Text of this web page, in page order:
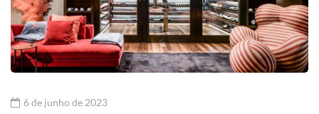
6 de junho de 2023